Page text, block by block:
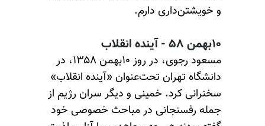
و خویشتن‌داری دارم.
۱۰بهمن ۵۸ - آینده انقلاب
مسعود رجوی، در روز ۱۰بهمن ۱۳۵۸، در
دانشگاه تهران تحت‌عنوان «آینده انقلاب»
سخنرانی کرد. خمینی و دیگر سران رژیم از
جمله رفسنجانی در مباحث خصوصی خود